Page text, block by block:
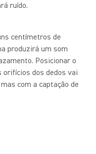
ruído.
centímetros de
produzirá um som
Posicionar o
dos dedos vai
com a captação de